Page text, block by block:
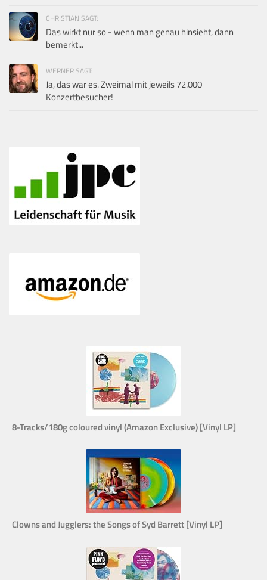
CHRISTIAN SAGT:
Das wirkt nur so - wenn man genau hinsieht, dann
bemerkt...
WERNER SAGT:
Ja, das war es. Zweimal mit jeweils 72.000
Konzertbesucher!
8-Tracks/180g coloured vinyl (Amazon Exclusive) [Vinyl LP]
Clowns and Jugglers: the Songs of Syd Barrett [Vinyl LP]